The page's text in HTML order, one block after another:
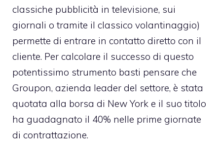
classiche pubblicità in televisione, sui
giornali o tramite il classico volantinaggio)
permette di entrare in contatto diretto con il
cliente. Per calcolare il successo di questo
potentissimo strumento basti pensare che
Groupon, azienda leader del settore, è stata
quotata alla borsa di New York e il suo titolo
ha guadagnato il 40% nelle prime giornate
di contrattazione.